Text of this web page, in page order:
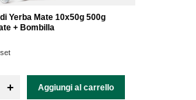
Yerba Mate 10x50g 500g
+ Bombilla
set
+ Aggiungi al carrello